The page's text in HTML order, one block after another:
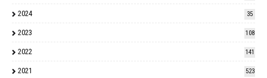
2024 35
2023 108
2022 141
2021 523